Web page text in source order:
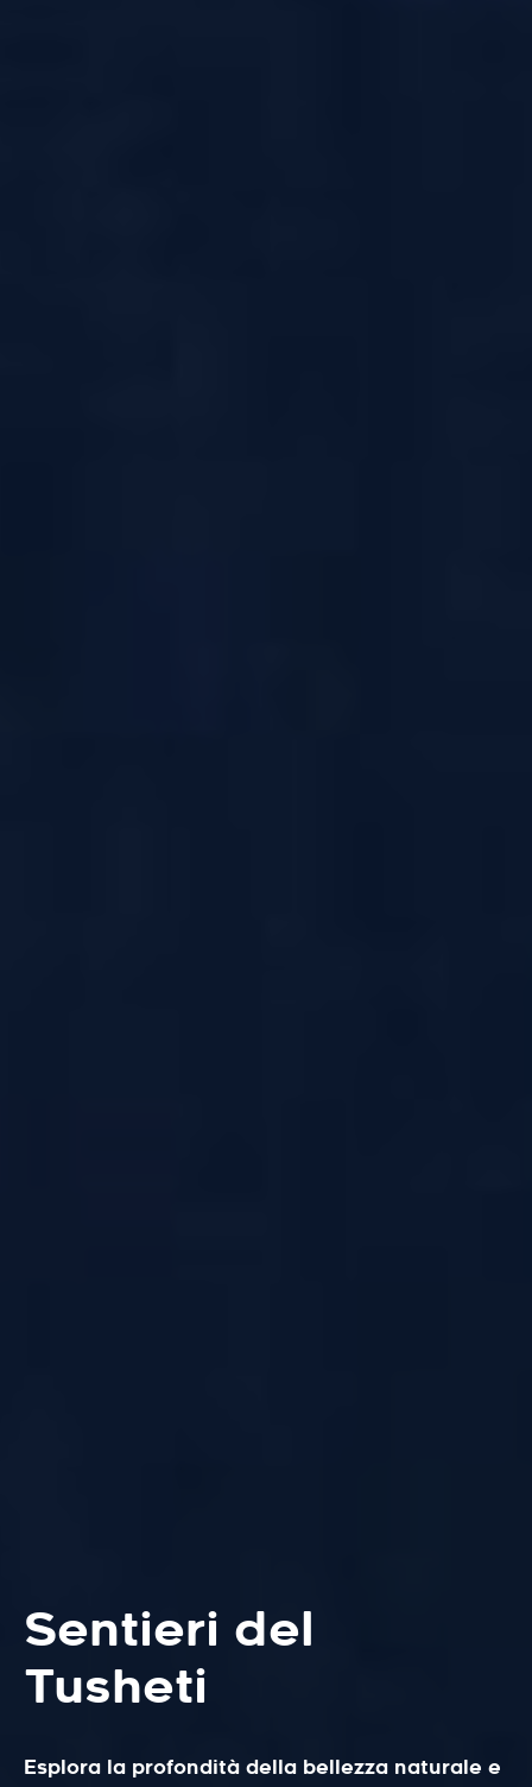
Sentieri del
Tusheti
Esplora la profondità della bellezza naturale e